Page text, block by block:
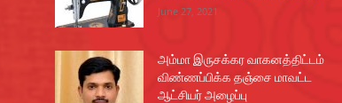
June 27, 2021
அம்மா இருசக்கர வாகனத்திட்டம்
விண்ணப்பிக்க தஞ்சை மாவட்ட
ஆட்சியர் அழைப்பு